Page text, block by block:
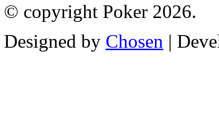
© copyright Poker 2026.
Designed by Chosen |